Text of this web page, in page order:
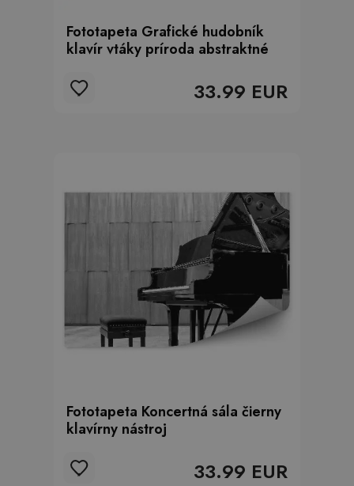
Fototapeta Grafické hudobník
klavír vtáky príroda abstraktné
33.99 EUR
Fototapeta Koncertná sála čierny
klavírny nástroj
33.99 EUR